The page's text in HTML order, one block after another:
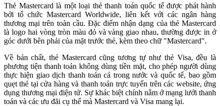
Thẻ Mastercard là một loại thẻ thanh toán quốc tế được phát hành
bởi tổ chức Mastercard Worldwide, liên kết với các ngân hàng
thương mại trên toàn cầu. Đặc điểm nhận dạng của thẻ Mastercard
là logo hai vòng tròn màu đỏ và vàng giao nhau, thường được in ở
góc dưới bên phải của mặt trước thẻ, kèm theo chữ "Mastercard".
Về bản chất, thẻ Mastercard cũng tương tự như thẻ Visa, đều là
phương tiện thanh toán không dùng tiền mặt, cho phép người dùng
thực hiện giao dịch thanh toán cả trong nước và quốc tế, bao gồm
quẹt thẻ tại cửa hàng và thanh toán trực tuyến trên các website, ứng
dụng thương mại điện tử. Sự khác biệt chính nằm ở mạng lưới thanh
toán và các ưu đãi cụ thể mà Mastercard và Visa mang lại.